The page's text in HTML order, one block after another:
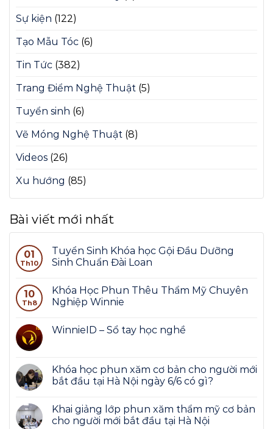
Sự kiện (122)
Tạo Mẫu Tóc (6)
Tin Tức (382)
Trang Điểm Nghệ Thuật (5)
Tuyển sinh (6)
Vẽ Móng Nghệ Thuật (8)
Videos (26)
Xu hướng (85)
Bài viết mới nhất
01
Th10
Tuyển Sinh Khóa học Gội Đầu Dưỡng
Sinh Chuẩn Đài Loan
10
Th8
Khóa Học Phun Thêu Thẩm Mỹ Chuyên
Nghiệp Winnie
WinnieID – Sổ tay học nghề
Khóa học phun xăm cơ bản cho người mới
bắt đầu tại Hà Nội ngày 6/6 có gì?
Khai giảng lớp phun xăm thẩm mỹ cơ bản
cho người mới bắt đầu tại Hà Nội